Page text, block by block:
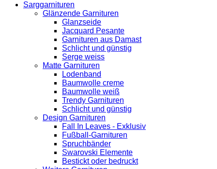
Sarggarnituren
Glänzende Garnituren
Glanzseide
Jacquard Pesante
Garnituren aus Damast
Schlicht und günstig
Serge weiss
Matte Garnituren
Lodenband
Baumwolle creme
Baumwolle weiß
Trendy Garnituren
Schlicht und günstig
Design Garnituren
Fall In Leaves - Exklusiv
Fußball-Garnituren
Spruchbänder
Swarovski Elemente
Bestickt oder bedruckt